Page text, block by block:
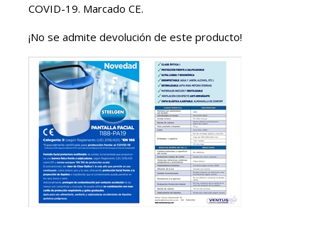
COVID-19. Marcado CE.
¡No se admite devolución de este producto!